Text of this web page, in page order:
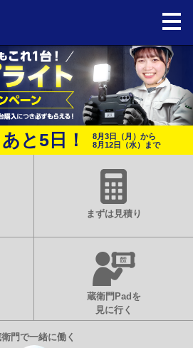
あと5 日！
8月3日（月）から
8月12日（水）まで
まずは見積り
蔵衛門Padを
見に行く